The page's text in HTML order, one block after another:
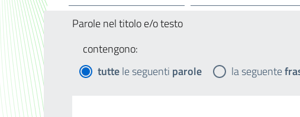
Parole nel titolo e/o testo
contengono:
tuttele seguenti parole la seguente